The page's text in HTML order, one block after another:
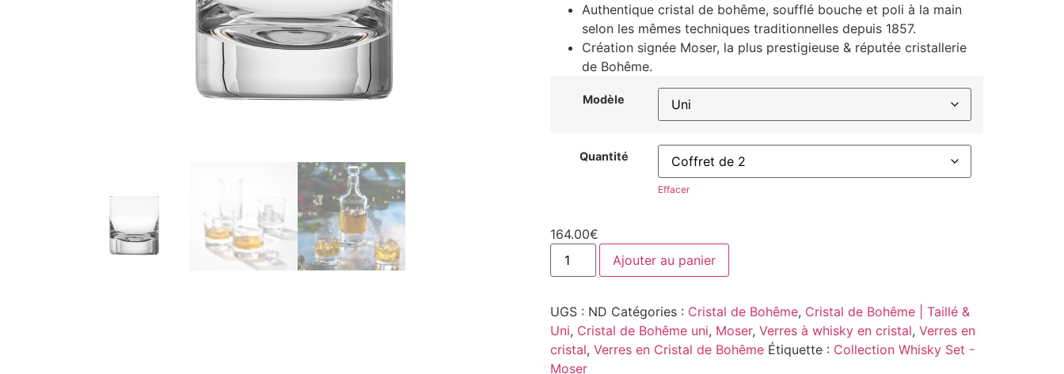
Authentique cristal de bohême, soufflé bouche et poli à la main
selon les mêmes techniques traditionnelles depuis 1857.
Création signée Moser, la plus prestigieuse & réputée cristallerie
de Bohême.
Modèle
Quantité
Effacer
164.00€
Ajouter au panier
UGS : ND Catégories : Cristal de Bohême, Cristal de Bohême | Taillé &
Uni, Cristal de Bohême uni, Moser, Verres à whisky en cristal, Verres en
cristal, Verres en Cristal de Bohême Étiquette : Collection Whisky Set -
Moser